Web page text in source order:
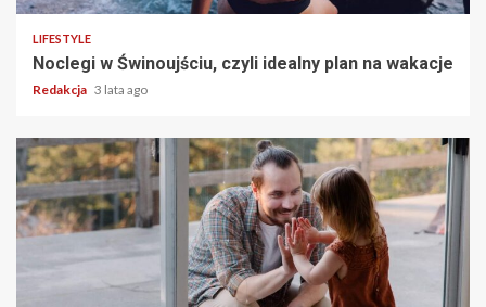
LIFESTYLE
Noclegi w Świnoujściu, czyli idealny plan na wakacje
Redakcja 3 lata ago